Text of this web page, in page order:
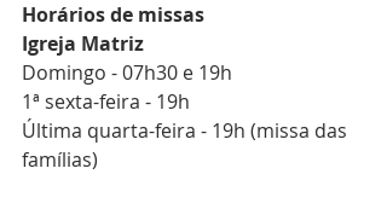
Horários de missas
Igreja Matriz
Domingo - 07h30 e 19h
1ª sexta-feira - 19h
Última quarta-feira - 19h (missa das
famílias)